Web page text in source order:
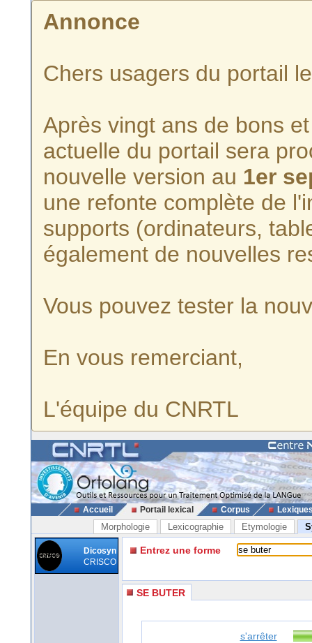
Annonce
Chers usagers du portail
Après vingt ans de bons
actuelle du portail sera
nouvelle version au 1er
une refonte complète de
supports (ordinateurs,
également de nouvelles
Vous pouvez tester la
En vous remerciant,
L'équipe du CNRTL
Accueil Portail lexical Corpus
Morphologie Lexicographie Etymologie
Dicosyn
CRISCO
Entrez une forme
SE BUTER
s'arrêter